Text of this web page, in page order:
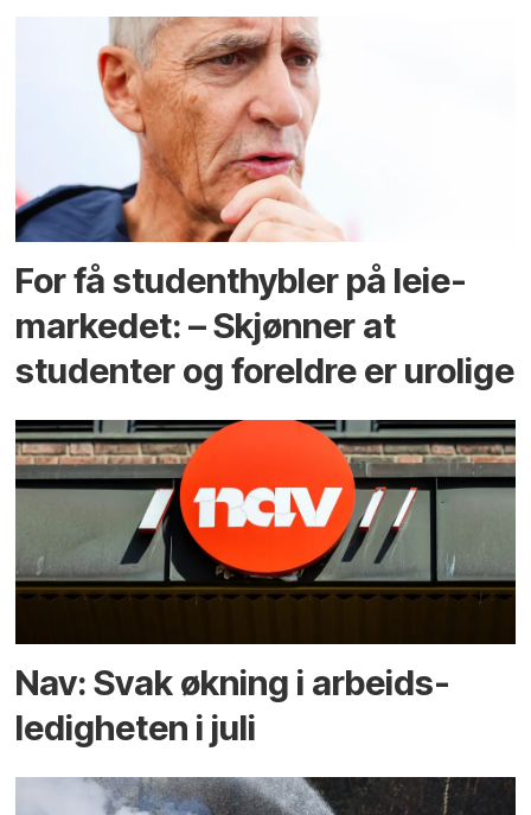
For få student­hybler på leie­
markedet: – Skjønner at
studenter og foreldre er urolige
Nav: Svak økning i arbeids­
ledigheten i juli